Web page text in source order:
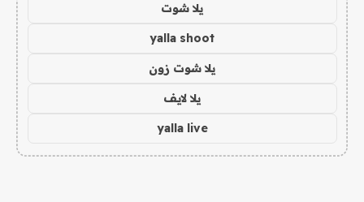
يلا شوت
yalla shoot
يلا شوت زون
يلا لايف
yalla live